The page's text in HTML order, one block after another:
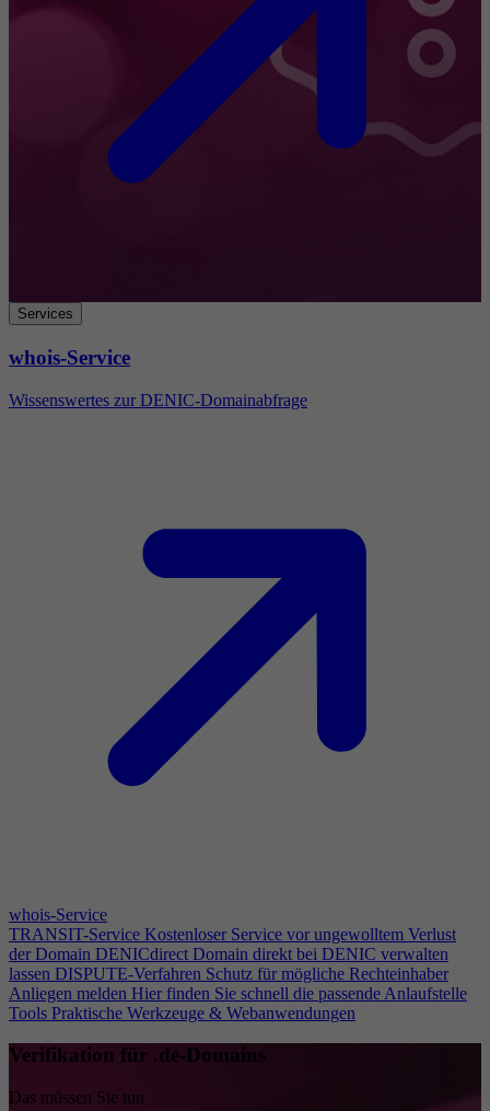
Services
whois-Service
Wissenswertes zur DENIC-Domainabfrage
whois-Service
TRANSIT-Service Kostenloser Service vor ungewolltem Verlust
der Domain DENICdirect Domain direkt bei DENIC verwalten
lassen DISPUTE-Verfahren Schutz für mögliche Rechteinhaber
Anliegen melden Hier finden Sie schnell die passende Anlaufstelle
Tools Praktische Werkzeuge & Webanwendungen
Verifikation für .de-Domains
Das müssen Sie tun